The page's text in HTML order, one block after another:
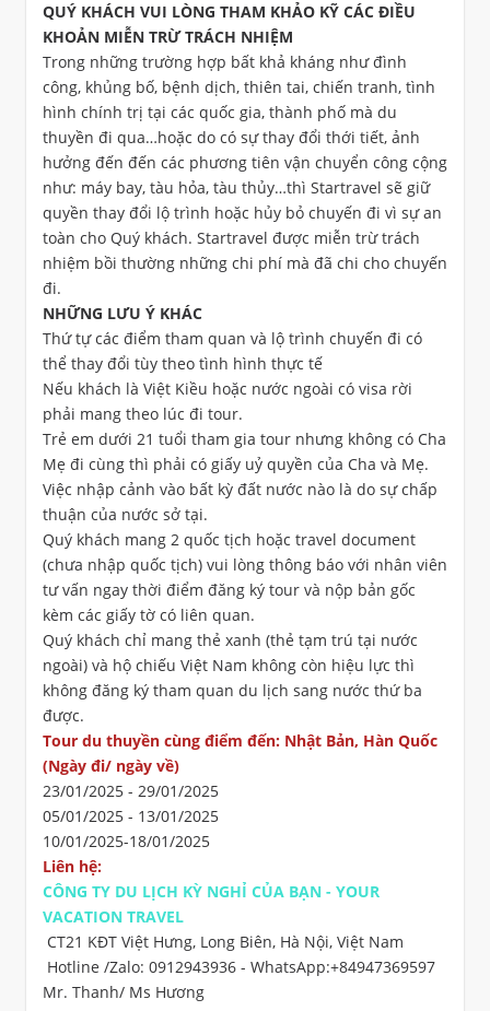
QUÝ KHÁCH VUI LÒNG THAM KHẢO KỸ CÁC ĐIỀU
KHOẢN MIỄN TRỪ TRÁCH NHIỆM
Trong những trường hợp bất khả kháng như đình
công, khủng bố, bệnh dịch, thiên tai, chiến tranh, tình
hình chính trị tại các quốc gia, thành phố mà du
thuyền đi qua…hoặc do có sự thay đổi thới tiết, ảnh
hưởng đến đến các phương tiên vận chuyển công cộng
như: máy bay, tàu hỏa, tàu thủy…thì Startravel sẽ giữ
quyền thay đổi lộ trình hoặc hủy bỏ chuyến đi vì sự an
toàn cho Quý khách. Startravel được miễn trừ trách
nhiệm bồi thường những chi phí mà đã chi cho chuyến
đi.
NHỮNG LƯU Ý KHÁC
Thứ tự các điểm tham quan và lộ trình chuyến đi có
thể thay đổi tùy theo tình hình thực tế
Nếu khách là Việt Kiều hoặc nước ngoài có visa rời
phải mang theo lúc đi tour.
Trẻ em dưới 21 tuổi tham gia tour nhưng không có Cha
Mẹ đi cùng thì phải có giấy uỷ quyền của Cha và Mẹ.
Việc nhập cảnh vào bất kỳ đất nước nào là do sự chấp
thuận của nước sở tại.
Quý khách mang 2 quốc tịch hoặc travel document
(chưa nhập quốc tịch) vui lòng thông báo với nhân viên
tư vấn ngay thời điểm đăng ký tour và nộp bản gốc
kèm các giấy tờ có liên quan.
Quý khách chỉ mang thẻ xanh (thẻ tạm trú tại nước
ngoài) và hộ chiếu Việt Nam không còn hiệu lực thì
không đăng ký tham quan du lịch sang nước thứ ba
được.
Tour du thuyền cùng điểm đến: Nhật Bản, Hàn Quốc
(Ngày đi/ ngày về)
23/01/2025 - 29/01/2025
05/01/2025 - 13/01/2025
10/01/2025-18/01/2025
Liên hệ:
CÔNG TY DU LỊCH KỲ NGHỈ CỦA BẠN - YOUR
VACATION TRAVEL
CT21 KĐT Việt Hưng, Long Biên, Hà Nội, Việt Nam
Hotline /Zalo: 0912943936 - WhatsApp:+84947369597
Mr. Thanh/ Ms Hương